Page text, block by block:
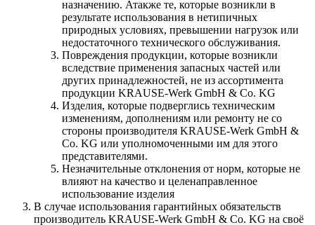
назначению. Атакже те, которые возникли в
результате использования в нетипичных
природных условиях, превышении нагрузок или
недостаточного технического обслуживания.
Повреждения продукции, которые возникли
вследствие применения запасных частей или
других принадлежностей, не из ассортимента
продукции KRAUSE-Werk GmbH & Со. KG
Изделия, которые подверглись техническим
изменениям, дополнениям или ремонту не со
стороны производителя KRAUSE-Werk GmbH &
Со. KG или уполномоченными им для этого
представителями.
Незначительные отклонения от норм, которые не
влияют на качество и целенаправленное
использование изделия
В случае использования гарантийных обязательств
производитель KRAUSE-Werk GmbH & Со. KG на своё